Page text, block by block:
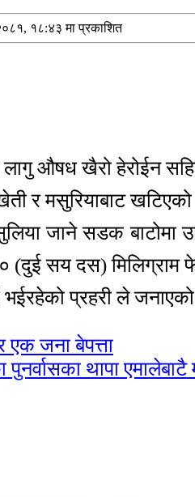
१८:४३ मा प्रकाशित
लागु औषध खैरो हेरोईन
र मसुरियाबाट
जाने सडक
(दुई सय दस) मिलिग्राम
प्रहरी ले
एक जना बेपत्ता
थापा एमालेबाटै